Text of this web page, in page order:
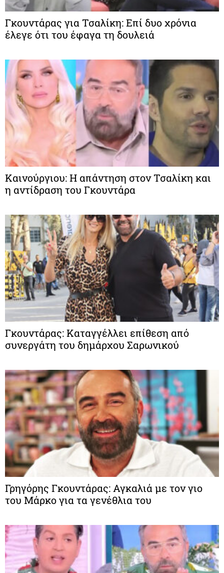
Γκουντάρας για Τσαλίκη: Επί δυο χρόνια
έλεγε ότι του έφαγα τη δουλειά
Καινούργιου: Η απάντηση στον Τσαλίκη και
η αντίδραση του Γκουντάρα
Γκουντάρας: Καταγγέλλει επίθεση από
συνεργάτη του δημάρχου Σαρωνικού
Γρηγόρης Γκουντάρας: Αγκαλιά με τον γιο
του Μάρκο για τα γενέθλια του